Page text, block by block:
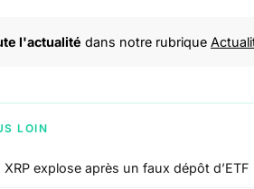
l'actualité dans notre rubrique
LOIN
XRP explose après un faux dépôt d’ETF